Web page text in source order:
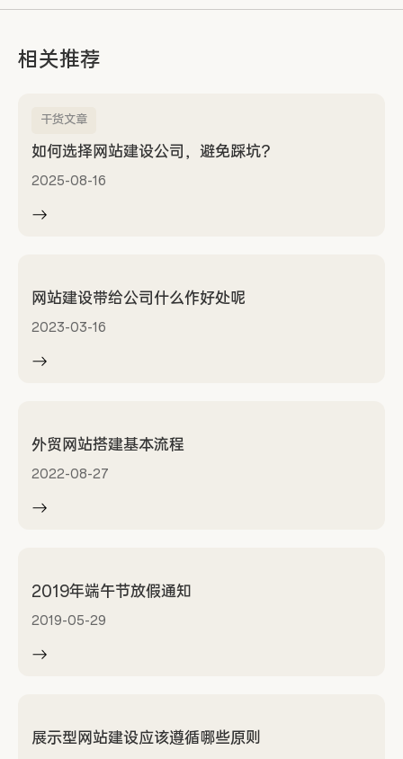
相关推荐
干货文章
如何选择网站建设公司，避免踩坑？
2025-08-16
网站建设带给公司什么作好处呢
2023-03-16
外贸网站搭建基本流程
2022-08-27
2019年端午节放假通知
2019-05-29
展示型网站建设应该遵循哪些原则